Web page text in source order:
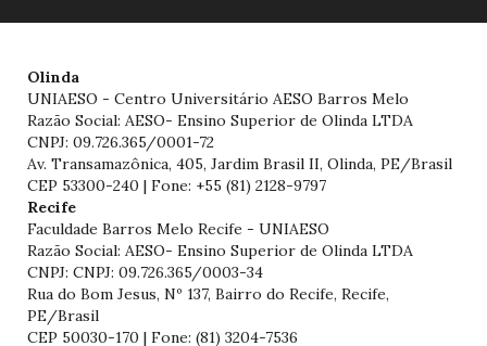
Olinda
UNIAESO - Centro Universitário AESO Barros Melo
Razão Social: AESO- Ensino Superior de Olinda LTDA
CNPJ: 09.726.365/0001-72
Av. Transamazônica, 405, Jardim Brasil II, Olinda, PE/Brasil
CEP 53300-240 | Fone: +55 (81) 2128-9797
Recife
Faculdade Barros Melo Recife - UNIAESO
Razão Social: AESO- Ensino Superior de Olinda LTDA
CNPJ: CNPJ: 09.726.365/0003-34
Rua do Bom Jesus, Nº 137, Bairro do Recife, Recife,
PE/Brasil
CEP 50030-170 | Fone: (81) 3204-7536